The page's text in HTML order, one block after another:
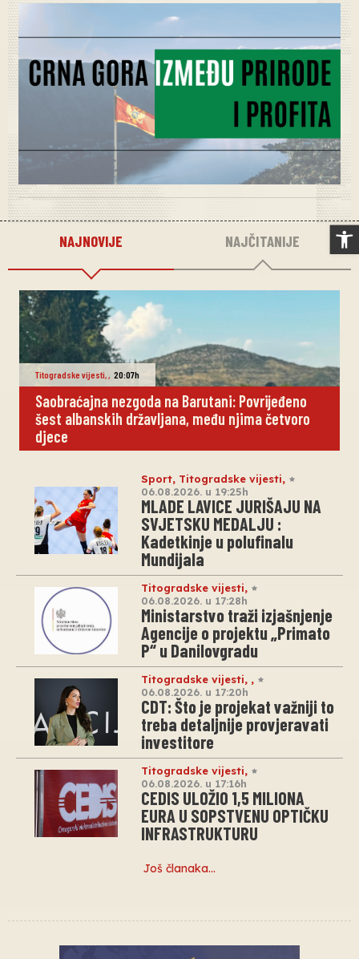
NAJNOVIJE NAJČITANIJE
Titogradske vijesti,, 20:07h
Saobraćajna nezgoda na Barutani: Povrijeđeno
šest albanskih državljana, među njima četvoro
djece
Sport, Titogradske vijesti,
06.08.2026. u 19:25h
MLADE LAVICE JURIŠAJU NA
SVJETSKU MEDALJU :
Kadetkinje u polufinalu
Mundijala
Titogradske vijesti,
06.08.2026. u 17:28h
Ministarstvo traži izjašnjenje
Agencije o projektu „Primato
P“ u Danilovgradu
Titogradske vijesti, ,
06.08.2026. u 17:20h
CDT: Što je projekat važniji to
treba detaljnije provjeravati
investitore
Titogradske vijesti,
06.08.2026. u 17:16h
CEDIS ULOŽIO 1,5 MILIONA
EURA U SOPSTVENU OPTIČKU
INFRASTRUKTURU
Još članaka…